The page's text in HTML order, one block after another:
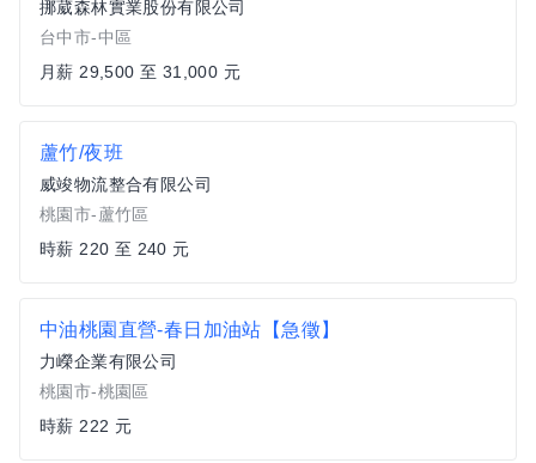
挪葳森林實業股份有限公司
台中市-中區
月薪 29,500 至 31,000 元
蘆竹/夜班
威竣物流整合有限公司
桃園市-蘆竹區
時薪 220 至 240 元
中油桃園直營-春日加油站【急徵】
力嶸企業有限公司
桃園市-桃園區
時薪 222 元